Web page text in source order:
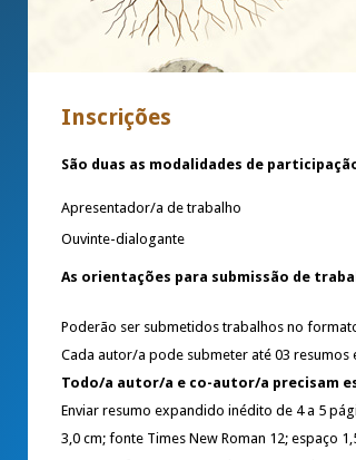
Inscrições
São duas as modalidades de
Apresentador/a de trabalho
Ouvinte-dialogante
As orientações para submissão de
Poderão ser submetidos trabalhos no
Cada autor/a pode submeter até 03 resumos
Todo/a autor/a e co-autor/a precisam
Enviar resumo expandido inédito de 4 a 5
3,0 cm; fonte Times New Roman 12; espaço